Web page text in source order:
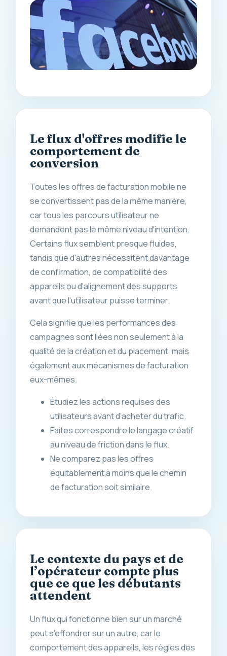
Le flux d'offres modifie le
comportement de
conversion
Toutes les offres de facturation mobile ne
se convertissent pas de la même manière,
car tous les parcours utilisateur ne
demandent pas le même niveau d'intention.
Certains flux semblent presque fluides,
tandis que d'autres nécessitent davantage
de confirmation, de compatibilité des
appareils ou d'alignement des supports
avant que l'utilisateur puisse terminer.
Cela signifie que les performances des
campagnes sont liées non seulement à la
qualité de la création et du placement, mais
également aux mécanismes de facturation
eux-mêmes.
Étudiez les actions requises des
utilisateurs avant d’acheter du trafic.
Faites correspondre le langage créatif
au niveau de friction dans le flux.
Ne comparez pas les offres
équitablement à moins que le chemin
de facturation soit similaire.
Le contexte du pays et de
l’opérateur compte plus
que ce que les débutants
attendent
Un flux qui fonctionne bien sur un marché
peut s'effondrer sur un autre, car le
comportement des appareils, les règles des